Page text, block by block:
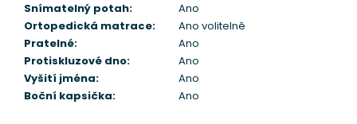
Snímatelný potah:
Ano
Ortopedická matrace:
Ano volitelně
Pratelné:
Ano
Protiskluzové dno:
Ano
Vyšití jména:
Ano
Boční kapsička: Ano